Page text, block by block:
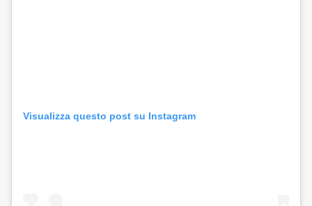
Visualizza questo post su Instagram